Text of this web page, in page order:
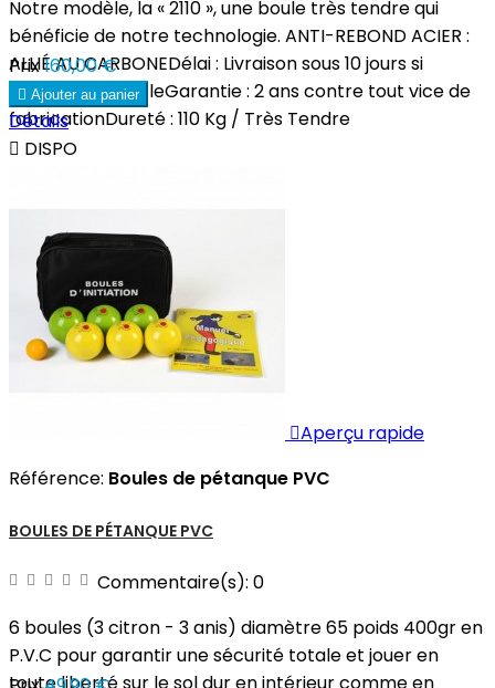
Notre modèle, la « 2110 », une boule très tendre qui
bénéficie de notre technologie. ANTI-REBOND ACIER :
ALLIÉ AU CARBONEDélai : Livraison sous 10 jours si
produit disponibleGarantie : 2 ans contre tout vice de
fabricationDureté : 110 Kg / Très Tendre
Prix160,00 €
 Ajouter au panier
Détails
 DISPO
Aperçu rapide
Référence: Boules de pétanque PVC
BOULES DE PÉTANQUE PVC
Commentaire(s): 0
6 boules (3 citron - 3 anis) diamètre 65 poids 400gr en
P.V.C pour garantir une sécurité totale et jouer en